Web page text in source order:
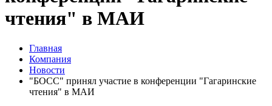
чтения" в МАИ
Главная
Компания
Новости
"БОСС" принял участие в конференции "Гагаринские
чтения" в МАИ